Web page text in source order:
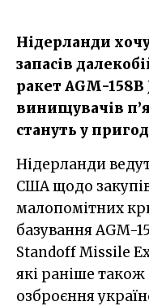
Нідерланди
запасів
ракет AGM-158B
винищувачів
стануть у
Нідерланди ведуть перемовини з урядом
США щодо
малопомітних
базування AGM-
Standoff Missile
які раніше
озброєння